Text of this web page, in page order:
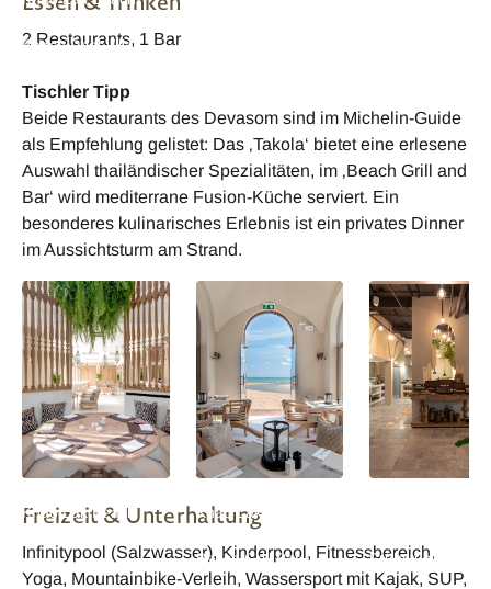
Beach Pool Villa
2 Restaurants, 1 Bar
Tischler Tipp
Beide Restaurants des Devasom sind im Michelin-Guide
als Empfehlung gelistet: Das ‚Takola‘ bietet eine erlesene
Auswahl thailändischer Spezialitäten, im ‚Beach Grill and
Bar‘ wird mediterrane Fusion-Küche serviert. Ein
besonderes kulinarisches Erlebnis ist ein privates Dinner
im Aussichtsturm am Strand.
Khao Lak Beach
Khao Lak Beach
Resort & Villas
Beach Grill Bar
Frühstück
Freizeit & Unterhaltung
Infinitypool (Salzwasser), Kinderpool, Fitnessbereich,
Yoga, Mountainbike-Verleih, Wassersport mit Kajak, SUP,